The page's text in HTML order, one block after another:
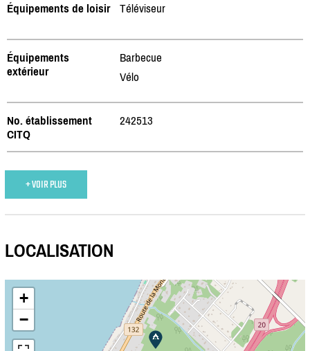
Équipements de loisir Téléviseur
Équipements
extérieur
Barbecue
Vélo
No. établissement
CITQ
242513
+ VOIR PLUS
LOCALISATION
+
−